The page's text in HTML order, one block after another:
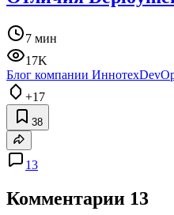
7 мин
17K
Блог компании Иннотех
+17
38
13
Комментарии 13